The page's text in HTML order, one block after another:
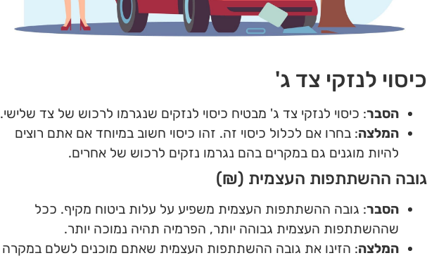
כיסוי לנזקי צד ג'
הסבר: כיסוי לנזקי צד ג' מבטיח כיסוי לנזקים שנגרמו לרכוש של צד שלישי.
המלצה: בחרו אם לכלול כיסוי זה. זהו כיסוי חשוב במיוחד אם אתם רוצים
להיות מוגנים גם במקרים בהם נגרמו נזקים לרכוש של אחרים.
גובה ההשתתפות העצמית (₪)
הסבר: גובה ההשתתפות העצמית משפיע על עלות ביטוח מקיף. ככל
שההשתתפות העצמית גבוהה יותר, הפרמיה תהיה נמוכה יותר.
המלצה: הזינו את גובה ההשתתפות העצמית שאתם מוכנים לשלם במקרה